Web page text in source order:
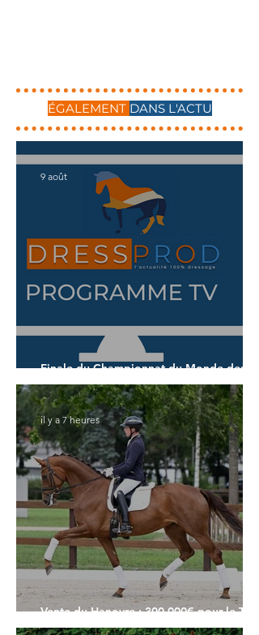
ÉGALEMENT DANS L'ACTU
Finale du Championnat du Monde des 7
ans
9 août
Vente du Hanovre : 300.000€ pour le Top
Price
il y a 7 heures